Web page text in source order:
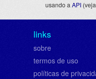
usando a API (veja
links
sobre
termos de uso
políticas de